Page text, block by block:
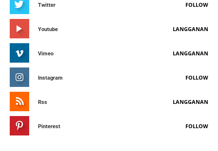
Twitter FOLLOW
Youtube LANGGANAN
Vimeo LANGGANAN
Instagram FOLLOW
Rss LANGGANAN
Pinterest FOLLOW